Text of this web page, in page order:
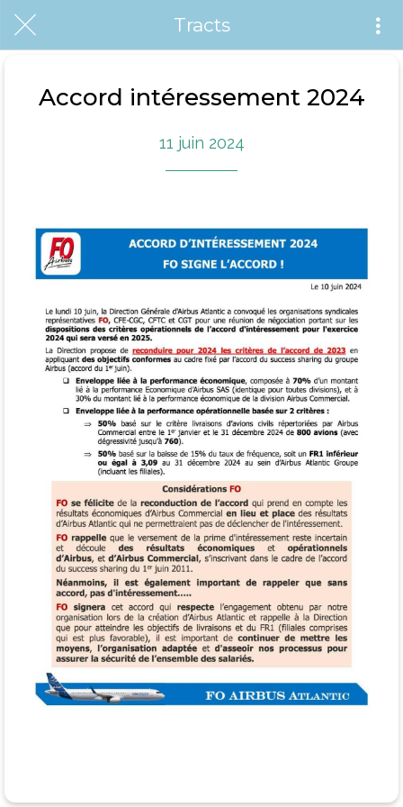
Tracts
Accord intéressement 2024
11 juin 2024